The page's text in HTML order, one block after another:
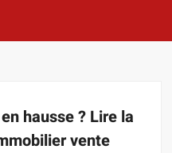
hausse ? Lire la
vente